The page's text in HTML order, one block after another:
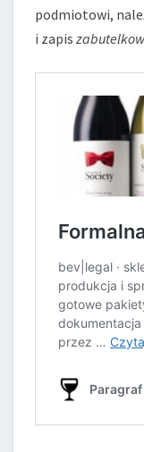
podmiotowi,
i zapis